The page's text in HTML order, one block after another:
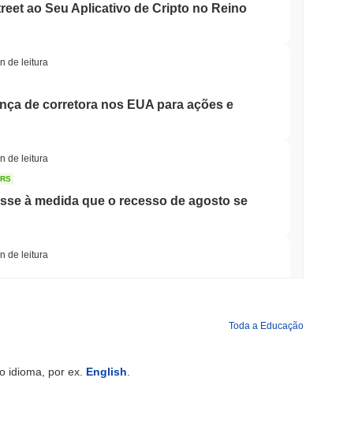
ao Seu Aplicativo de Cripto no Reino
de leitura
de corretora nos EUA para ações e
de leitura
à medida que o recesso de agosto se
de leitura
Toda a Educação
idioma, por ex. English